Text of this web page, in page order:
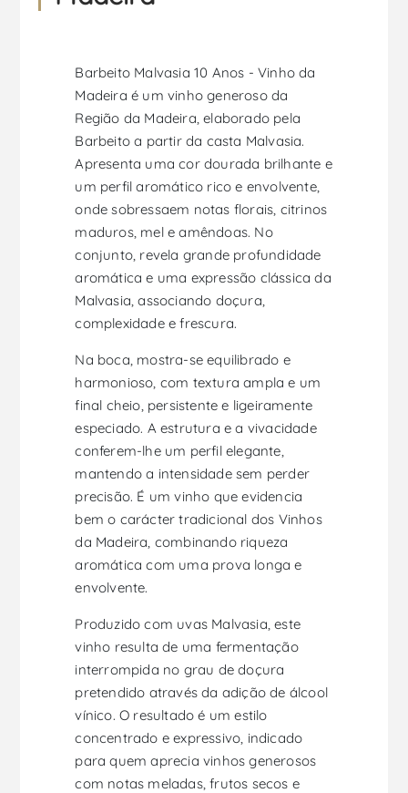
Barbeito Malvasia 10 Anos - Vinho da
Madeira é um vinho generoso da
Região da Madeira, elaborado pela
Barbeito a partir da casta Malvasia.
Apresenta uma cor dourada brilhante e
um perfil aromático rico e envolvente,
onde sobressaem notas florais, citrinos
maduros, mel e amêndoas. No
conjunto, revela grande profundidade
aromática e uma expressão clássica da
Malvasia, associando doçura,
complexidade e frescura.
Na boca, mostra-se equilibrado e
harmonioso, com textura ampla e um
final cheio, persistente e ligeiramente
especiado. A estrutura e a vivacidade
conferem-lhe um perfil elegante,
mantendo a intensidade sem perder
precisão. É um vinho que evidencia
bem o carácter tradicional dos Vinhos
da Madeira, combinando riqueza
aromática com uma prova longa e
envolvente.
Produzido com uvas Malvasia, este
vinho resulta de uma fermentação
interrompida no grau de doçura
pretendido através da adição de álcool
vínico. O resultado é um estilo
concentrado e expressivo, indicado
para quem aprecia vinhos generosos
com notas meladas, frutos secos e